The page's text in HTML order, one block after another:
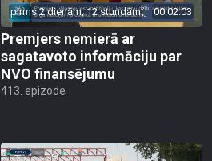
pirms 2 dienām, 12 stundām 00:02:03
Premjers nemierā ar
sagatavoto informāciju par
NVO finansējumu
413. epizode